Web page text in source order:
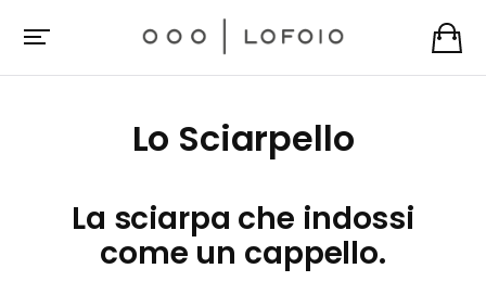
Lo Sciarpello
La sciarpa che indossi
come un cappello.